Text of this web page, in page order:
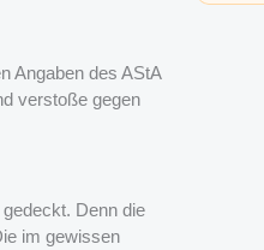
Angaben des AStA
verstoße gegen
Denn die
im gewissen